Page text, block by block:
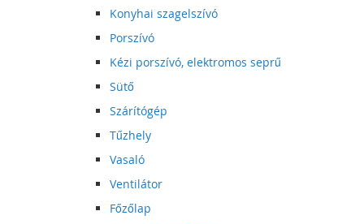
Konyhai szagelszívó
Porszívó
Kézi porszívó, elektromos seprű
Sütő
Szárítógép
Tűzhely
Vasaló
Ventilátor
Főzőlap